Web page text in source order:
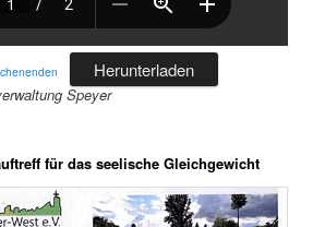
Herunterladen
Speyer
für das seelische Gleichgewicht